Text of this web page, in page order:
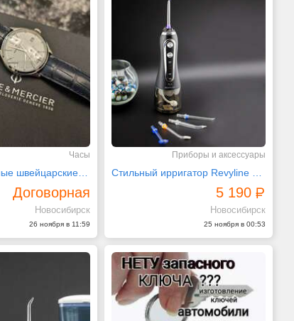
Часы
Договорная
Новосибирск
26 ноября в 11:59
Приборы и аксессуары
5 190
Новосибирск
25 ноября в 00:53